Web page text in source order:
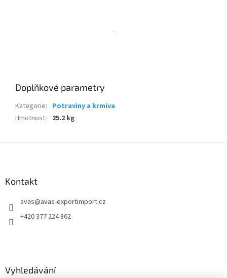
.
Doplňkové parametry
Kategorie: Potraviny a krmiva
Hmotnost: 25.2 kg
Kontakt
avas@avas-exportimport.cz
+420 377 224 862
Vyhledávání